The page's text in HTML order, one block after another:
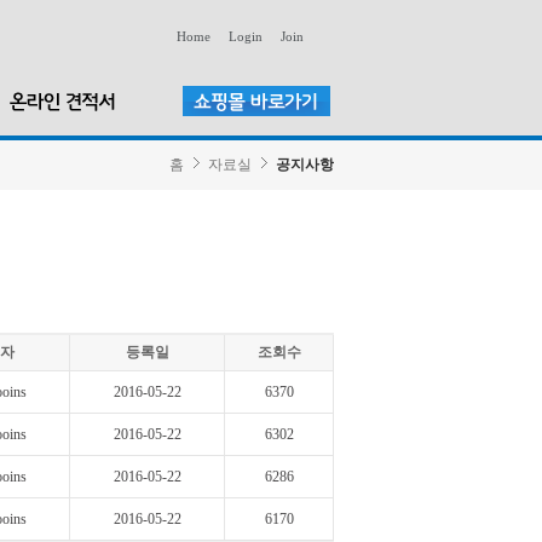
Home Login Join
홈 자료실 공지사항
등록일 조회수
2016-05-22 6370
2016-05-22 6302
2016-05-22 6286
2016-05-22 6170